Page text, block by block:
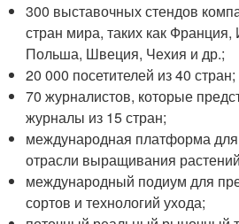
300 выставочных стендов
стран мира, таких как
Польша, Швеция, Чехия и др.;
20 000 посетителей из 40 стран;
70 журналистов, которые
журналы из 15 стран;
международная платформа
отрасли выращивания
международный подиум для
сортов и технологий ухода;